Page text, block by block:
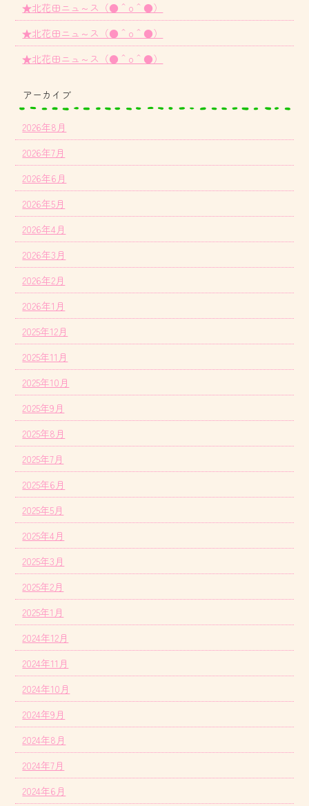
★北花田ニュ～ス（●＾o＾●）
★北花田ニュ～ス（●＾o＾●）
★北花田ニュ～ス（●＾o＾●）
アーカイブ
2026年8月
2026年7月
2026年6月
2026年5月
2026年4月
2026年3月
2026年2月
2026年1月
2025年12月
2025年11月
2025年10月
2025年9月
2025年8月
2025年7月
2025年6月
2025年5月
2025年4月
2025年3月
2025年2月
2025年1月
2024年12月
2024年11月
2024年10月
2024年9月
2024年8月
2024年7月
2024年6月